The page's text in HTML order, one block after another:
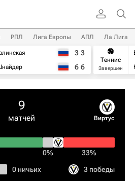
РПЛ Лига Европы АПЛ Ла Лига
3 3
6 6
Теннис
Завершен
9
матчей Виртус
0% 33%
0 ничьих 3 победы